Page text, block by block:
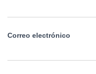
Correo electrónico